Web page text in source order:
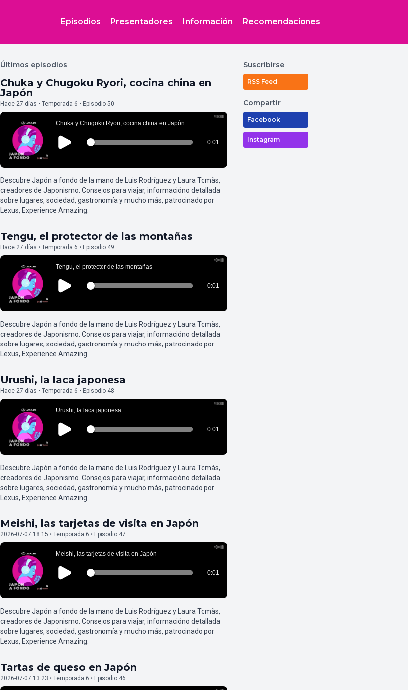
Episodios Presentadores Información Recomendaciones
Últimos episodios
Chuka y Chugoku Ryori, cocina china en
Japón
Hace 27 días • Temporada 6 • Episodio 50
Descubre Japón a fondo de la mano de Luis Rodríguez y Laura Tomàs,
creadores de Japonismo. Consejos para viajar, informacióno detallada
sobre lugares, sociedad, gastronomía y mucho más, patrocinado por
Lexus, Experience Amazing.
Tengu, el protector de las montañas
Hace 27 días • Temporada 6 • Episodio 49
Descubre Japón a fondo de la mano de Luis Rodríguez y Laura Tomàs,
creadores de Japonismo. Consejos para viajar, informacióno detallada
sobre lugares, sociedad, gastronomía y mucho más, patrocinado por
Lexus, Experience Amazing.
Urushi, la laca japonesa
Hace 27 días • Temporada 6 • Episodio 48
Descubre Japón a fondo de la mano de Luis Rodríguez y Laura Tomàs,
creadores de Japonismo. Consejos para viajar, informacióno detallada
sobre lugares, sociedad, gastronomía y mucho más, patrocinado por
Lexus, Experience Amazing.
Meishi, las tarjetas de visita en Japón
2026-07-07 18:15 • Temporada 6 • Episodio 47
Descubre Japón a fondo de la mano de Luis Rodríguez y Laura Tomàs,
creadores de Japonismo. Consejos para viajar, informacióno detallada
sobre lugares, sociedad, gastronomía y mucho más, patrocinado por
Lexus, Experience Amazing.
Tartas de queso en Japón
2026-07-07 13:23 • Temporada 6 • Episodio 46
Suscribirse
RSS Feed
Compartir
Facebook
Instagram